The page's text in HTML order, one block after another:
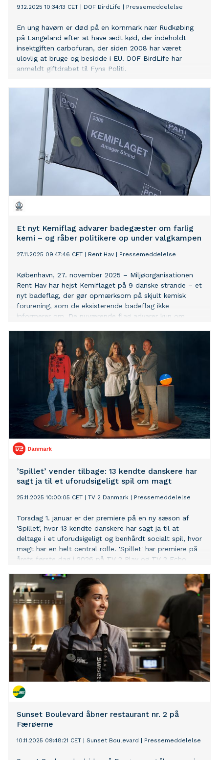
9.12.2025 10:34:13 CET DOF BirdLife Pressemeddelelse
En ung havørn er død på en kornmark nær Rudkøbing
på Langeland efter at have ædt kød, der indeholdt
insektgiften carbofuran, der siden 2008 har været
ulovlig at bruge og besidde i EU. DOF BirdLife har
anmeldt giftdrabet til Fyns Politi.
Et nyt Kemiflag advarer badegæster om farlig
kemi – og råber politikere op under valgkampen
27.11.2025 09:47:46 CET Rent Hav Pressemeddelelse
København, 27. november 2025 – Miljøorganisationen
Rent Hav har hejst Kemiflaget på 9 danske strande – et
nyt badeflag, der gør opmærksom på skjult kemisk
forurening, som de eksisterende badeflag ikke
informerer om. De nuværende flag advarer kun om
enorme risici for mennesker, der bader. Offentlige
målinger viser nemlig, at koncentrationerne af kemiske
stoffer flere steder i havet langt overskrider de tilladte
grænseværdier. Indtil nu har badegæster ikke kunnet se
eller vurdere denne fare i vandet.
’Spillet’ vender tilbage: 13 kendte danskere har
sagt ja til et uforudsigeligt spil om magt
25.11.2025 10:00:05 CET TV 2 Danmark Pressemeddelelse
Torsdag 1. januar er der premiere på en ny sæson af
'Spillet', hvor 13 kendte danskere har sagt ja til at
deltage i et uforudsigeligt og benhårdt socialt spil, hvor
magt har en helt central rolle. 'Spillet' har premiere på
årets første dag i 2026 på TV 2 Play og TV 2 Echo.
Sunset Boulevard åbner restaurant nr. 2 på
Færøerne
10.11.2025 09:48:21 CET Sunset Boulevard Pressemeddelelse